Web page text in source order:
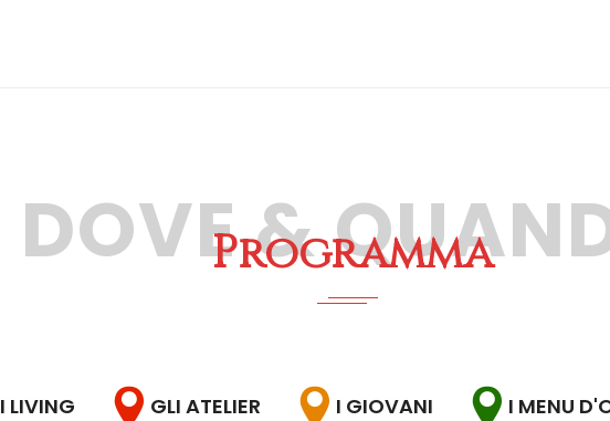
Programma
DOVE &
I LIVING GLI ATELIER I GIOVANI I MENU